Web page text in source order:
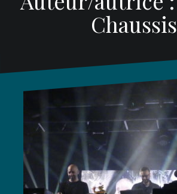
Chaussis